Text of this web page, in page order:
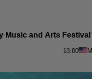
Music and Arts
13:00